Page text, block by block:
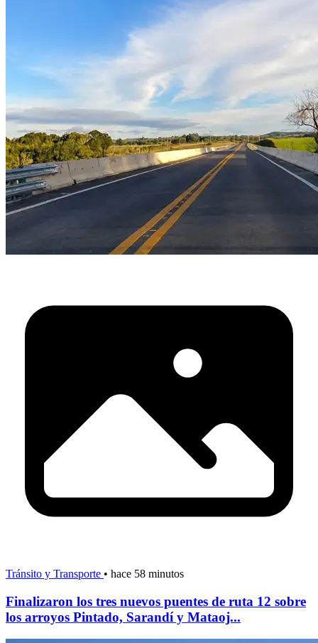
Tránsito y Transporte • hace 58 minutos
Finalizaron los tres nuevos puentes de ruta 12 sobre
los arroyos Pintado, Sarandí y Mataoj...